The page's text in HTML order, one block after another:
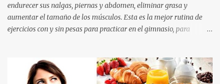
endurecer sus nalgas, piernas y abdomen, eliminar grasa y
aumentar el tamaño de los músculos. Esta es la mejor rutina de
ejercicios con y sin pesas para practicar en el gimnasio, para
grasa y tener un abdomen plano. Si quieres eliminar grasa,
tonificar tus músculos y darle un empuje en el aumento muscular